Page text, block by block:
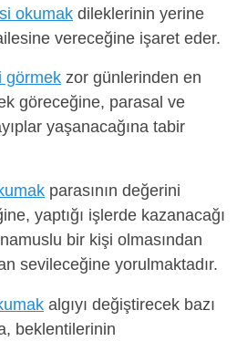
okumak dileklerinin yerine
vereceğine işaret eder.
görmek zor günlerinden en
göreceğine, parasal ve
yaşanacağına tabir
parasının değerini
yaptığı işlerde kazanacağı
bir kişi olmasından
sevileceğine yorulmaktadır.
algıyı değiştirecek bazı
beklentilerinin